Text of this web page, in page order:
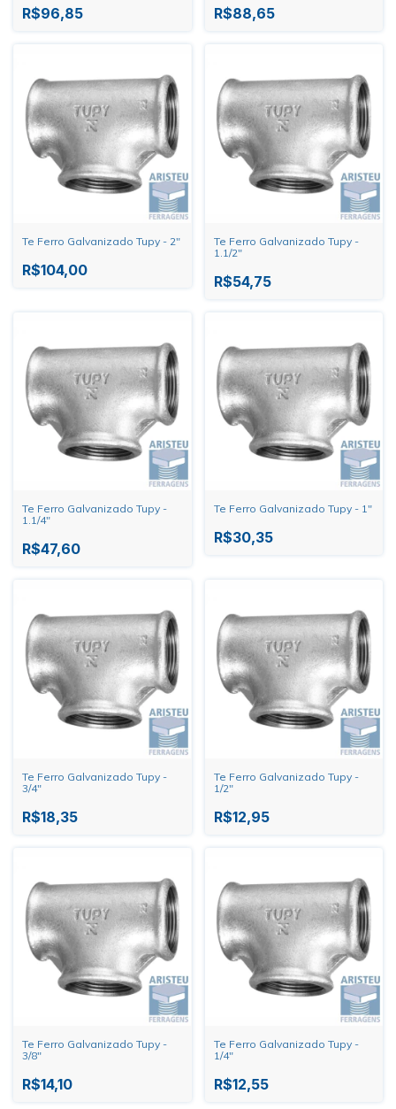
R$96,85 R$88,65
Te Ferro Galvanizado Tupy - 2"
R$104,00
Te Ferro Galvanizado Tupy -
1.1/2"
R$54,75
Te Ferro Galvanizado Tupy -
1.1/4"
R$47,60
Te Ferro Galvanizado Tupy - 1"
R$30,35
Te Ferro Galvanizado Tupy -
3/4"
R$18,35
Te Ferro Galvanizado Tupy -
1/2"
R$12,95
Te Ferro Galvanizado Tupy -
3/8"
R$14,10
Te Ferro Galvanizado Tupy -
1/4"
R$12,55